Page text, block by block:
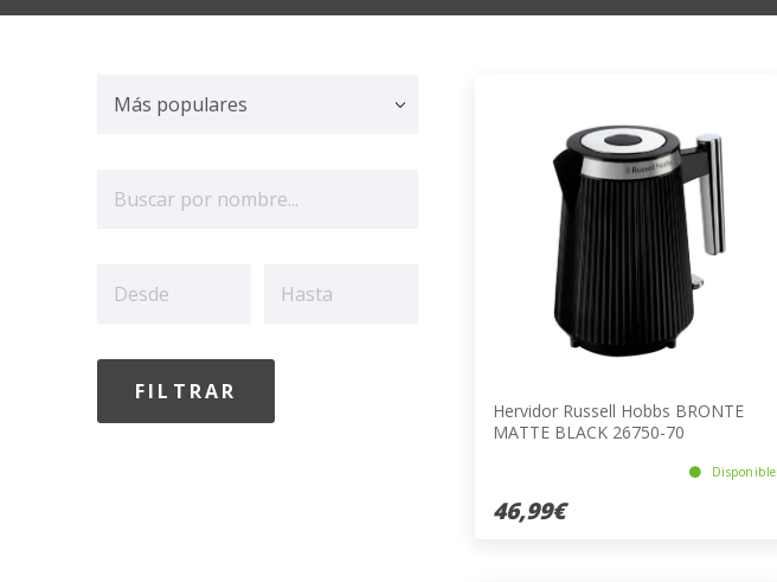
Hervidor Russell Hobbs BRONTE
MATTE BLACK 26750-70
Disponible
46,99€